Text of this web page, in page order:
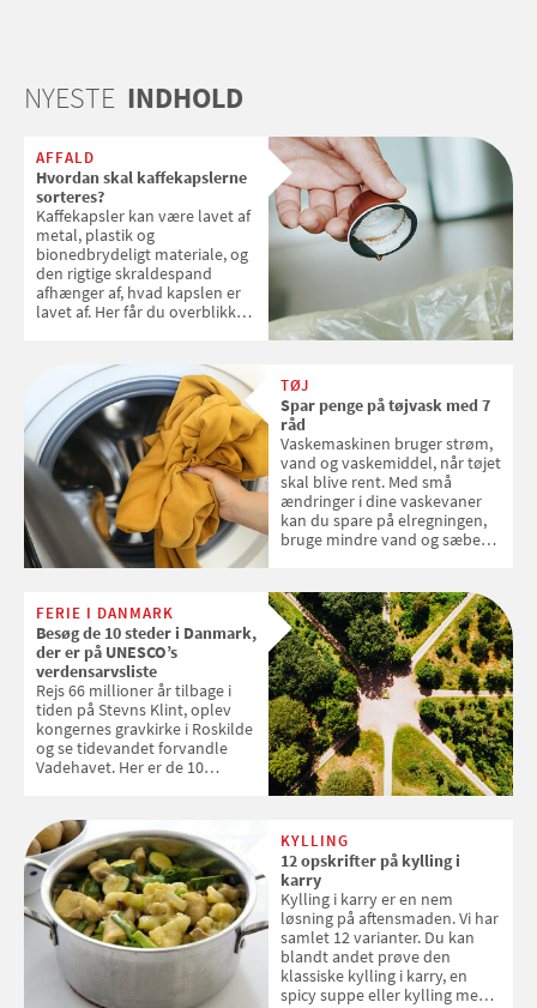
NYESTE INDHOLD
AFFALD
Hvordan skal kaffekapslerne
sorteres?
Kaffekapsler kan være lavet af
metal, plastik og
bionedbrydeligt materiale, og
den rigtige skraldespand
afhænger af, hvad kapslen er
lavet af. Her får du overblikket
TØJ
Spar penge på tøjvask med 7
råd
Vaskemaskinen bruger strøm,
vand og vaskemiddel, når tøjet
skal blive rent. Med små
ændringer i dine vaskevaner
kan du spare på elregningen,
bruge mindre vand og sæbe
enkle råd til at spare penge på
tøjvasken
FERIE I DANMARK
Besøg de 10 steder i Danmark,
der er på UNESCO’s
verdensarvsliste
Rejs 66 millioner år tilbage i
tiden på Stevns Klint, oplev
kongernes gravkirke i Roskilde
og se tidevandet forvandle
Vadehavet. Her er de 10
KYLLING
12 opskrifter på kylling i
karry
Kylling i karry er en nem
løsning på aftensmaden. Vi har
samlet 12 varianter. Du kan
blandt andet prøve den
klassiske kylling i karry, en
spicy suppe eller kylling med